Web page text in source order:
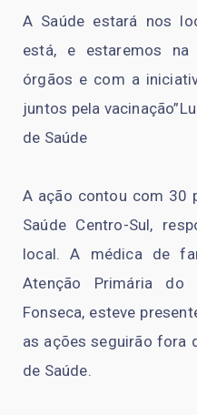
A Saúde estará nos
está, e estaremos
órgãos e com a
juntos pela
de Saúde
A ação contou com 30
Saúde Centro-Sul,
local. A médica de
Atenção Primária do
Fonseca, esteve
as ações seguirão fora
de Saúde.